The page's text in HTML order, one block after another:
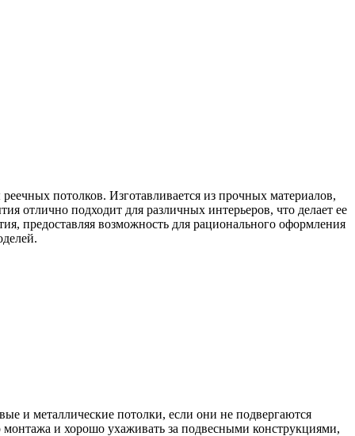
потолков. Изготавливается из прочных материалов,
отлично подходит для различных интерьеров, что делает ее
предоставляя возможность для рационального оформления
и металлические потолки, если они не подвергаются
и хорошо ухаживать за подвесными конструкциями,